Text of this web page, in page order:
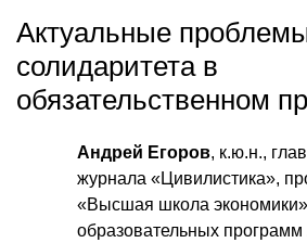
Актуальные
солидаритета в
обязательственном
Андрей Егоров, к.ю.н.,
журнала «Цивилистика»,
«Высшая школа
образовательных программ